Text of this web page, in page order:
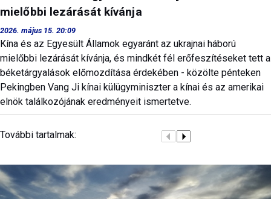
mielőbbi lezárását kívánja
2026. május 15. 20:09
Kína és az Egyesült Államok egyaránt az ukrajnai háború
mielőbbi lezárását kívánja, és mindkét fél erőfeszítéseket tett a
béketárgyalások előmozdítása érdekében - közölte pénteken
Pekingben Vang Ji kínai külügyminiszter a kínai és az amerikai
elnök találkozójának eredményeit ismertetve.
További tartalmak: